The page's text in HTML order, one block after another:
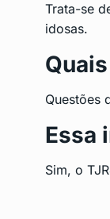
Trata-se
idosas.
Questões
Essa
Sim, o